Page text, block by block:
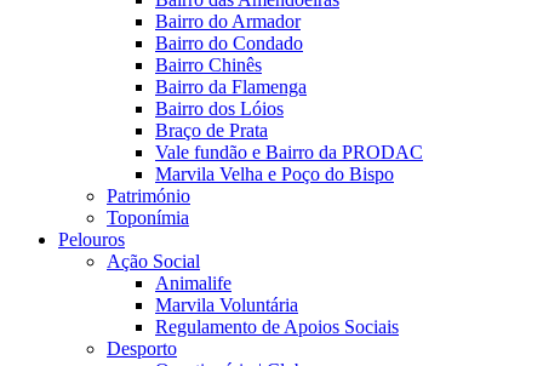
Bairro do Armador
Bairro do Condado
Bairro Chinês
Bairro da Flamenga
Bairro dos Lóios
Braço de Prata
Vale fundão e Bairro da PRODAC
Marvila Velha e Poço do Bispo
Património
Toponímia
Pelouros
Ação Social
Animalife
Marvila Voluntária
Regulamento de Apoios Sociais
Desporto